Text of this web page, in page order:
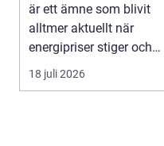
är ett ämne som blivit
alltmer aktuellt när
energipriser stiger och
fler vill sän...
18 juli 2026